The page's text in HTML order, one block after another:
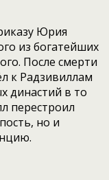
Юрия
из богатейших
После смерти
к Радзивиллам
династий в то
перестроил
но и